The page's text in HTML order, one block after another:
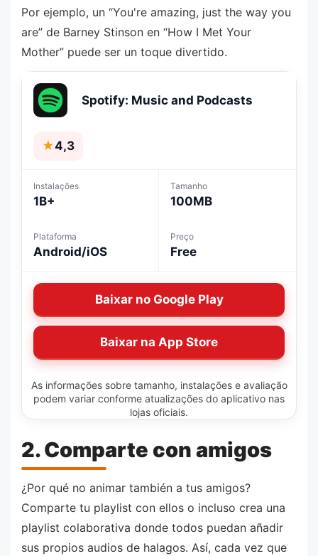
Por ejemplo, un “You're amazing, just the way you
are” de Barney Stinson en “How I Met Your
Mother” puede ser un toque divertido.
Spotify: Music and Podcasts
★4,3
Instalações
1B+
Tamanho
100MB
Plataforma
Android/iOS
Preço
Free
Baixar no Google Play
Baixar na App Store
As informações sobre tamanho, instalações e avaliação
podem variar conforme atualizações do aplicativo nas
lojas oficiais.
2. Comparte con amigos
¿Por qué no animar también a tus amigos?
Comparte tu playlist con ellos o incluso crea una
playlist colaborativa donde todos puedan añadir
sus propios audios de halagos. Así, cada vez que